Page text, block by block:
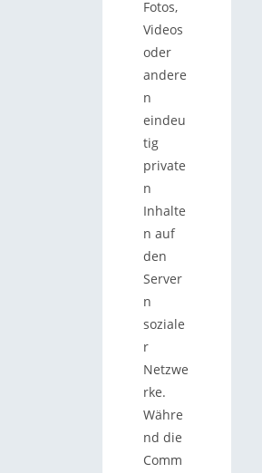
Fotos,
Videos
oder
andere
n
eindeu
tig
private
n
Inhalte
n auf
den
Server
n
soziale
r
Netzwe
rke.
Währe
nd die
Comm